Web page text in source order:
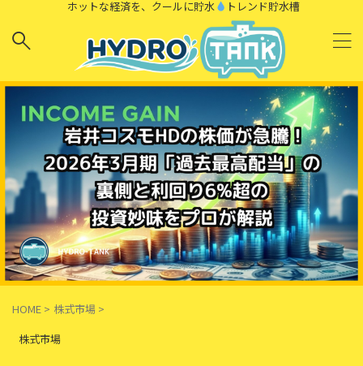
ホットな経済を、クールに貯水 トレンド貯水槽
HOME > 株式市場 >
株式市場